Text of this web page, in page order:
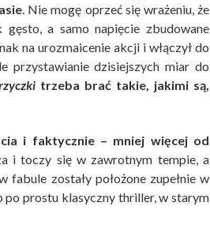
. Nie mogę oprzeć się wrażeniu, że
a samo napięcie zbudowane
na urozmaicenie akcji i włączył do
przystawianie dzisiejszych miar do
trzeba brać takie, jakimi są,
i faktycznie – mniej więcej od
i toczy się w zawrotnym tempie, a
zostały położone zupełnie w
po prostu klasyczny thriller, w starym